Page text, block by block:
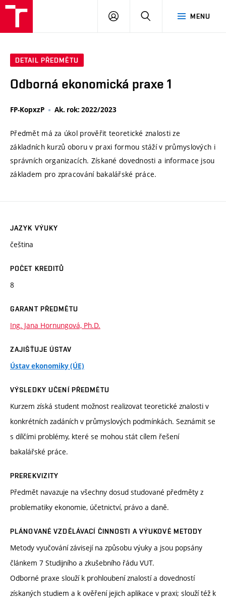
MENU
PŘIHLÁSIT
DETAIL PŘEDMĚTU
Odborná ekonomická praxe 1
FP-KopxzP Ak. rok: 2022/2023
Předmět má za úkol prověřit teoretické znalosti ze
základních kurzů oboru v praxi formou stáží v průmyslových i
správních organizacích. Získané dovednosti a informace jsou
základem pro zpracování bakalářské práce.
JAZYK VÝUKY
čeština
POČET KREDITŮ
8
GARANT PŘEDMĚTU
Ing. Jana Hornungová, Ph.D.
ZAJIŠŤUJE ÚSTAV
Ústav ekonomiky (ÚE)
VÝSLEDKY UČENÍ PŘEDMĚTU
Kurzem získá student možnost realizovat teoretické znalosti v
konkrétních zadáních v průmyslových podmínkách. Seznámit se
s dílčími problémy, které se mohou stát cílem řešení
bakalářské práce.
PREREKVIZITY
Předmět navazuje na všechny dosud studované předměty z
problematiky ekonomie, účetnictví, právo a daně.
PLÁNOVANÉ VZDĚLÁVACÍ ČINNOSTI A VÝUKOVÉ METODY
Metody vyučování závisejí na způsobu výuky a jsou popsány
článkem 7 Studijního a zkušebního řádu VUT.
Odborné praxe slouží k prohloubení znalostí a dovedností
získaných studiem a k ověření jejich aplikace v praxi; slouží též k